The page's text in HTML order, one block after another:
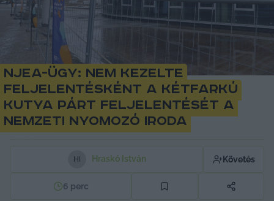
NJEA-ügy: nem kezelte
feljelentésként a Kétfarkú
Kutya Párt feljelentését a
Nemzeti Nyomozó Iroda
HI Hraskó István Követés
6 perc